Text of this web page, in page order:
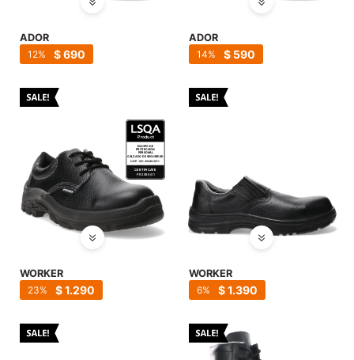
ADOR
$690
12
ADOR
$ 590
14
WORKER
$1.290
23
WORKER
$1.390
6